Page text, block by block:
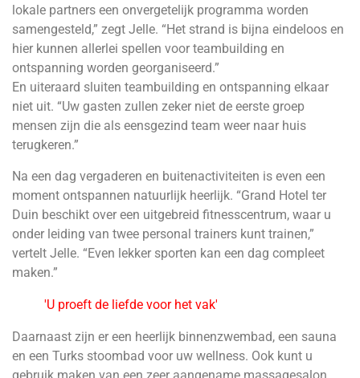
lokale partners een onvergetelijk programma worden
samengesteld,” zegt Jelle. “Het strand is bijna eindeloos en
hier kunnen allerlei spellen voor teambuilding en
ontspanning worden georganiseerd.”
En uiteraard sluiten teambuilding en ontspanning elkaar
niet uit. “Uw gasten zullen zeker niet de eerste groep
mensen zijn die als eensgezind team weer naar huis
terugkeren.”
Na een dag vergaderen en buitenactiviteiten is even een
moment ontspannen natuurlijk heerlijk. “Grand Hotel ter
Duin beschikt over een uitgebreid fitnesscentrum, waar u
onder leiding van twee personal trainers kunt trainen,”
vertelt Jelle. “Even lekker sporten kan een dag compleet
maken.”
'U proeft de liefde voor het vak'
Daarnaast zijn er een heerlijk binnenzwembad, een sauna
en een Turks stoombad voor uw wellness. Ook kunt u